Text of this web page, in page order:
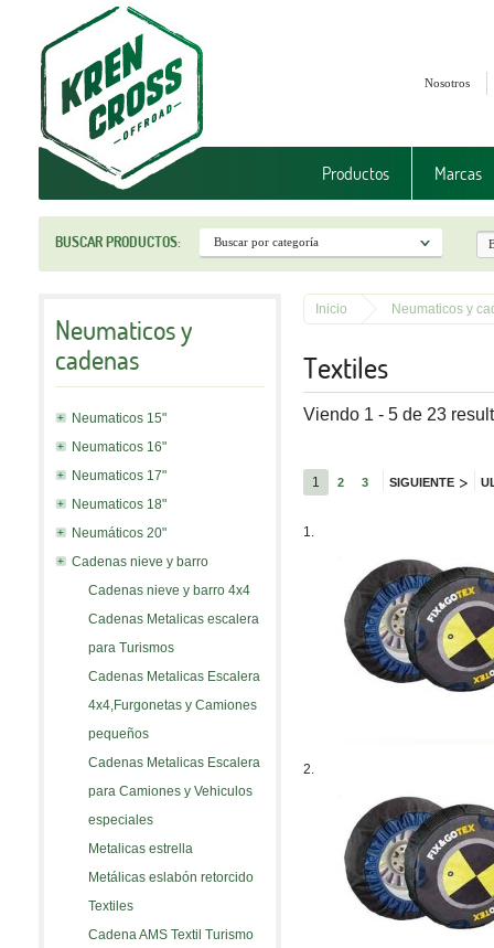
Nosotros
Productos Marcas
BUSCAR PRODUCTOS:
Neumaticos y
cadenas
Neumaticos 15"
Neumaticos 16"
Neumaticos 17"
Neumaticos 18"
Neumáticos 20"
Cadenas nieve y barro
Cadenas nieve y barro 4x4
Cadenas Metalicas escalera
para Turismos
Cadenas Metalicas Escalera
4x4,Furgonetas y Camiones
pequeños
Cadenas Metalicas Escalera
para Camiones y Vehiculos
especiales
Metalicas estrella
Metálicas eslabón retorcido
Textiles
Cadena AMS Textil Turismo
Inicio Neumaticos y
Textiles
Viendo 1 - 5 de 23
1 2 3 SIGUIENTE >
1.
2.